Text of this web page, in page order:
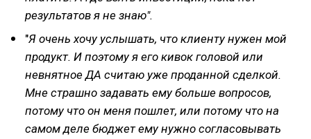
результатов я не знаю".
"Я очень хочу услышать, что клиенту нужен мой
продукт. И поэтому я его кивок головой или
невнятное ДА считаю уже проданной сделкой.
Мне страшно задавать ему больше вопросов,
потому что он меня пошлет, или потому что на
самом деле бюджет ему нужно согласовывать